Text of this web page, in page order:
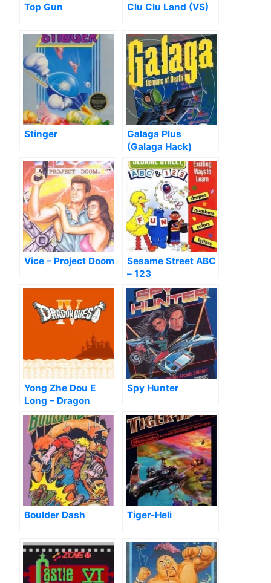
Top Gun Clu Clu Land (VS)
Stinger
Galaga Plus
(Galaga Hack)
Vice – Project Doom
Sesame Street ABC
– 123
Yong Zhe Dou E
Long – Dragon
Quest 4
Spy Hunter
Boulder Dash Tiger-Heli